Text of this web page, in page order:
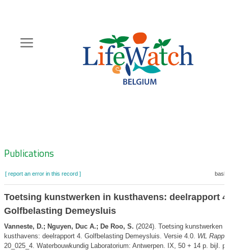
content
Zoeknavigatie
Publications
[ report an error in this record ]
Toetsing kunstwerken in kusthavens: deelrapport
Golfbelasting Demeysluis
Vanneste, D.; Nguyen, Duc A.; De Roo, S. (2024). Toetsing kunstwerken
kusthavens: deelrapport 4. Golfbelasting Demeysluis. Versie 4.0. WL
20_025_4. Waterbouwkundig Laboratorium: Antwerpen. IX, 50 + 14 p. bijl.